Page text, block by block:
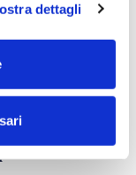
dettagli
Club